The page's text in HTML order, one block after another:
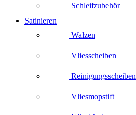
Schleifzubehör
Satinieren
Walzen
Vliesscheiben
Reinigungsscheiben
Vliesmopstift